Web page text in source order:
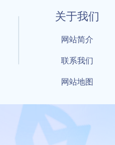
关于我们
网站简介
联系我们
网站地图
© 2021 By 擎天拆车-买卖拆
工信部备案号：鲁ICP备